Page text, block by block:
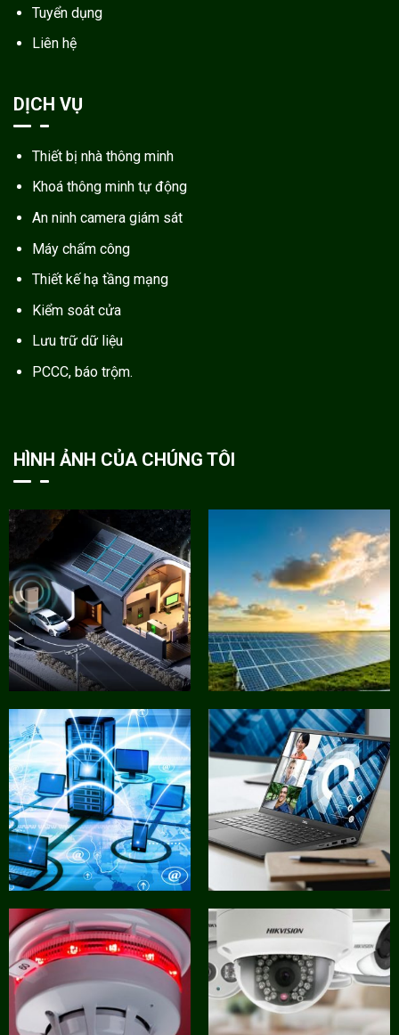
Tuyển dụng
Liên hệ
DỊCH VỤ
Thiết bị nhà thông minh
Khoá thông minh tự động
An ninh camera giám sát
Máy chấm công
Thiết kế hạ tầng mạng
Kiểm soát cửa
Lưu trữ dữ liệu
PCCC, báo trộm.
HÌNH ẢNH CỦA CHÚNG TÔI